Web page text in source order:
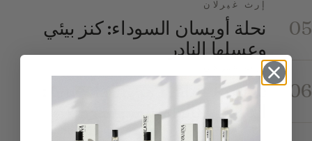
05
إرث غيرلان
نحلة أويسان السوداء: كنز بيئي
وعسلها النادر
06
إرث غيرلان
التاريخ والإلهام الفروسي
إرث غيرلان